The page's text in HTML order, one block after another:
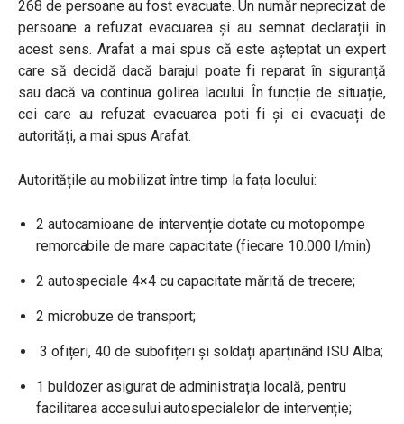
268 de persoane au fost evacuate. Un număr neprecizat de
persoane a refuzat evacuarea și au semnat declarații în
acest sens. Arafat a mai spus că este așteptat un expert
care să decidă dacă barajul poate fi reparat în siguranță
sau dacă va continua golirea lacului. În funcție de situație,
cei care au refuzat evacuarea poti fi și ei evacuați de
autorități, a mai spus Arafat.
Autoritățile au mobilizat între timp la fața locului:
2 autocamioane de intervenție dotate cu motopompe
remorcabile de mare capacitate (fiecare 10.000 l/min)
2 autospeciale 4×4 cu capacitate mărită de trecere;
2 microbuze de transport;
3 ofițeri, 40 de subofițeri și soldați aparținând ISU Alba;
1 buldozer asigurat de administrația locală, pentru
facilitarea accesului autospecialelor de intervenție;